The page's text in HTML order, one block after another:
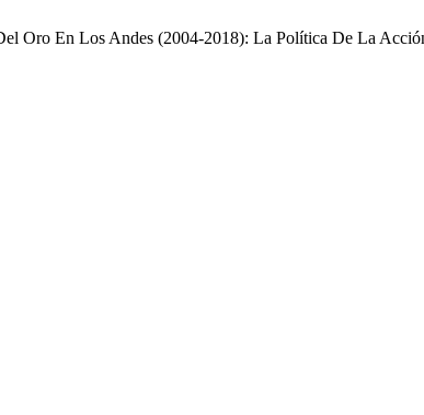
Oro En Los Andes (2004-2018): La Política De La